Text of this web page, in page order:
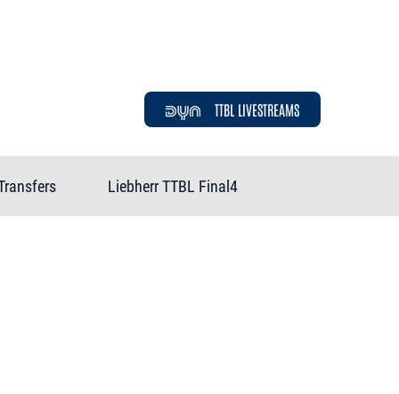
TTBL LIVESTREAMS
Liebherr TTBL Final4